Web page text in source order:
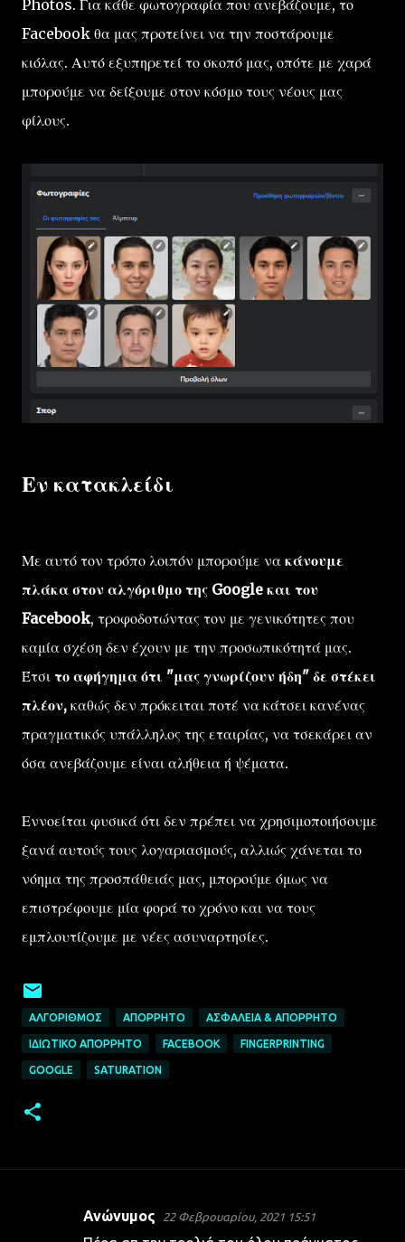
Photos. Για κάθε φωτογραφία που ανεβάζουμε, το
Facebook θα μας προτείνει να την ποστάρουμε
κιόλας. Αυτό εξυπηρετεί το σκοπό μας, οπότε με χαρά
μπορούμε να δείξουμε στον κόσμο τους νέους μας
φίλους.
Εν κατακλείδι
Με αυτό τον τρόπο λοιπόν μπορούμε να κάνουμε
πλάκα στον αλγόριθμο της Google και του
Facebook, τροφοδοτώντας τον με γενικότητες που
καμία σχέση δεν έχουν με την προσωπικότητά μας.
Έτσι το αφήγημα ότι "μας γνωρίζουν ήδη" δε στέκει
πλέον, καθώς δεν πρόκειται ποτέ να κάτσει κανένας
πραγματικός υπάλληλος της εταιρίας, να τσεκάρει αν
όσα ανεβάζουμε είναι αλήθεια ή ψέματα.
Εννοείται φυσικά ότι δεν πρέπει να χρησιμοποιήσουμε
ξανά αυτούς τους λογαριασμούς, αλλιώς χάνεται το
νόημα της προσπάθειάς μας, μπορούμε όμως να
επιστρέφουμε μία φορά το χρόνο και να τους
εμπλουτίζουμε με νέες ασυναρτησίες.
ΑΛΓΌΡΙΘΜΟΣ ΑΠΌΡΡΗΤΟ ΑΣΦΆΛΕΙΑ & ΑΠΌΡΡΗΤΟ
ΙΔΙΩΤΙΚΌ ΑΠΌΡΡΗΤΟ FACEBOOK FINGERPRINTING
GOOGLE SATURATION
Ανώνυμος 22 Φεβρουαρίου, 2021 15:51